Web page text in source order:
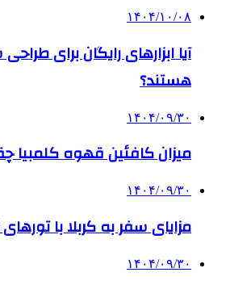
۱۴۰۴/۱۰/۰۸
آیا ابزارهای رایگان برای
هستند؟
۱۴۰۴/۰۹/۳۰
میزان کافئین قهوه کلمبیا
۱۴۰۴/۰۹/۳۰
مزایای سفر به کربلا با
۱۴۰۴/۰۹/۳۰